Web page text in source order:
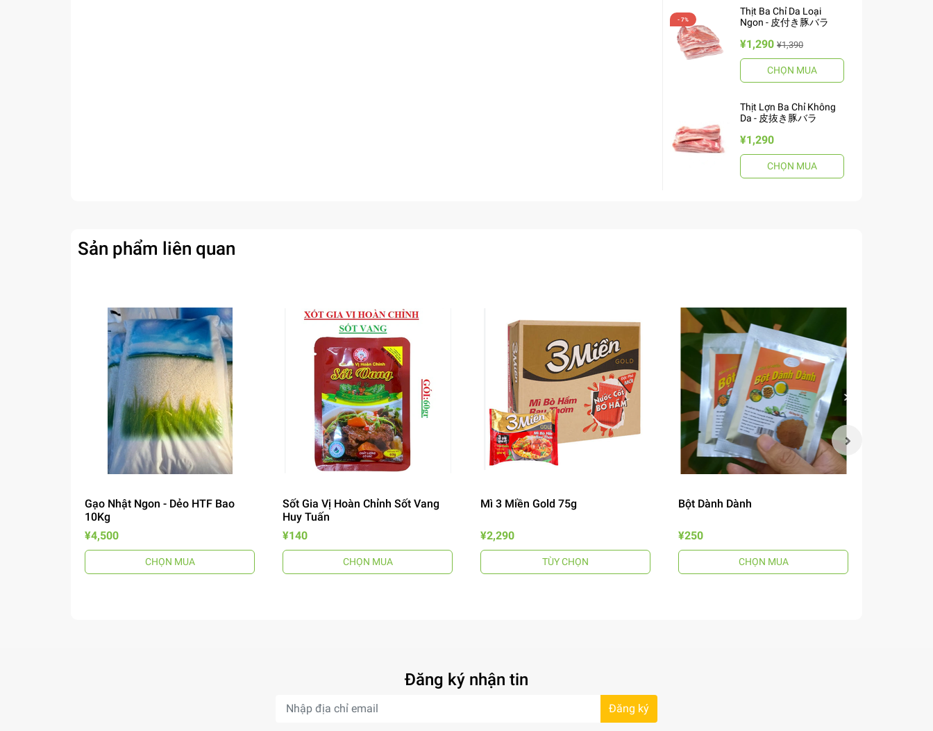
Thịt Ba Chỉ Da Loại
Ngon - 皮付き豚バラ
¥1,290 ¥1,390
CHỌN MUA
Thịt Lợn Ba Chỉ Không
Da - 皮抜き豚バラ
¥1,290
CHỌN MUA
Sản phẩm liên quan
Gạo Nhật Ngon - Dẻo HTF Bao
10Kg
¥4,500
CHỌN MUA
Sốt Gia Vị Hoàn Chỉnh Sốt Vang
Huy Tuấn
¥140
CHỌN MUA
Mì 3 Miền Gold 75g
¥2,290
TÙY CHỌN
Bột Dành Dành
¥250
CHỌN MUA
Đăng ký nhận tin
Đăng ký